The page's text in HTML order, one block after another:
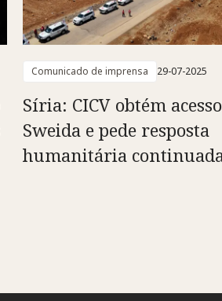
Comunicado de imprensa 29-07-2025
Síria: CICV obtém
Sweida e pede resposta
humanitária